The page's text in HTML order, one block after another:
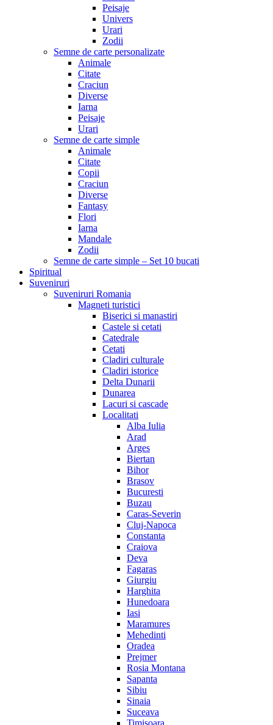
Peisaje
Univers
Urari
Zodii
Semne de carte personalizate
Animale
Citate
Craciun
Diverse
Iarna
Peisaje
Urari
Semne de carte simple
Animale
Citate
Copii
Craciun
Diverse
Fantasy
Flori
Iarna
Mandale
Zodii
Semne de carte simple – Set 10 bucati
Spiritual
Suveniruri
Suveniruri Romania
Magneti turistici
Biserici si manastiri
Castele si cetati
Catedrale
Cetati
Cladiri culturale
Cladiri istorice
Delta Dunarii
Dunarea
Lacuri si cascade
Localitati
Alba Iulia
Arad
Arges
Biertan
Bihor
Brasov
Bucuresti
Buzau
Caras-Severin
Cluj-Napoca
Constanta
Craiova
Deva
Fagaras
Giurgiu
Harghita
Hunedoara
Iasi
Maramures
Mehedinti
Oradea
Prejmer
Rosia Montana
Sapanta
Sibiu
Sinaia
Suceava
Timisoara